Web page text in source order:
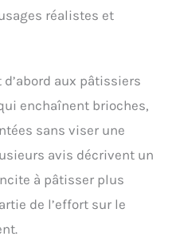
en métal et d'une
inclinable, ce robot
gris mat et
de modernité à
cuisine.
DIGITAL ET
: Les 8
et le minuteur
offrent un
réalistes et
aux pâtissiers
enchaînent brioches,
sans viser une
avis décrivent un
à pâtisser plus
de l’effort sur le